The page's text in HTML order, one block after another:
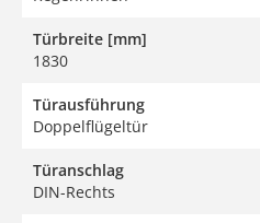
Türbreite [mm]
1830
Türausführung
Doppelflügeltür
Türanschlag
DIN-Rechts